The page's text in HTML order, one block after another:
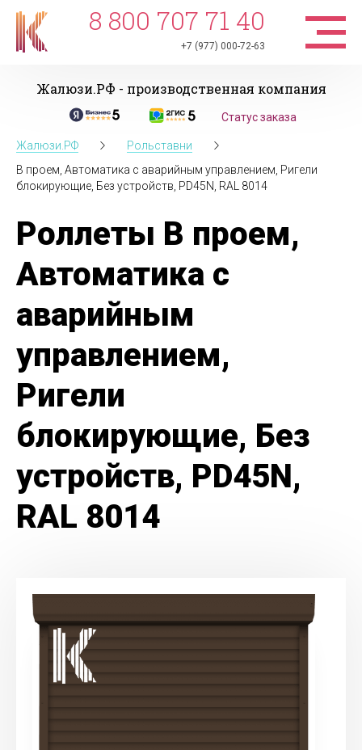
8 800 707 71 40
+7 (977) 000-72-63
Жалюзи.РФ - производственная компания
Статус заказа
Жалюзи.РФ
Рольставни
В проем, Автоматика с аварийным управлением, Ригели
блокирующие, Без устройств, PD45N, RAL 8014
Роллеты В проем,
Автоматика с
аварийным
управлением,
Ригели
блокирующие, Без
устройств, PD45N,
RAL 8014